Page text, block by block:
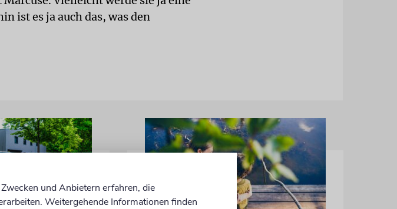
ist es ja auch das, was den
und Anbietern erfahren, die
Weitergehende Informationen finden